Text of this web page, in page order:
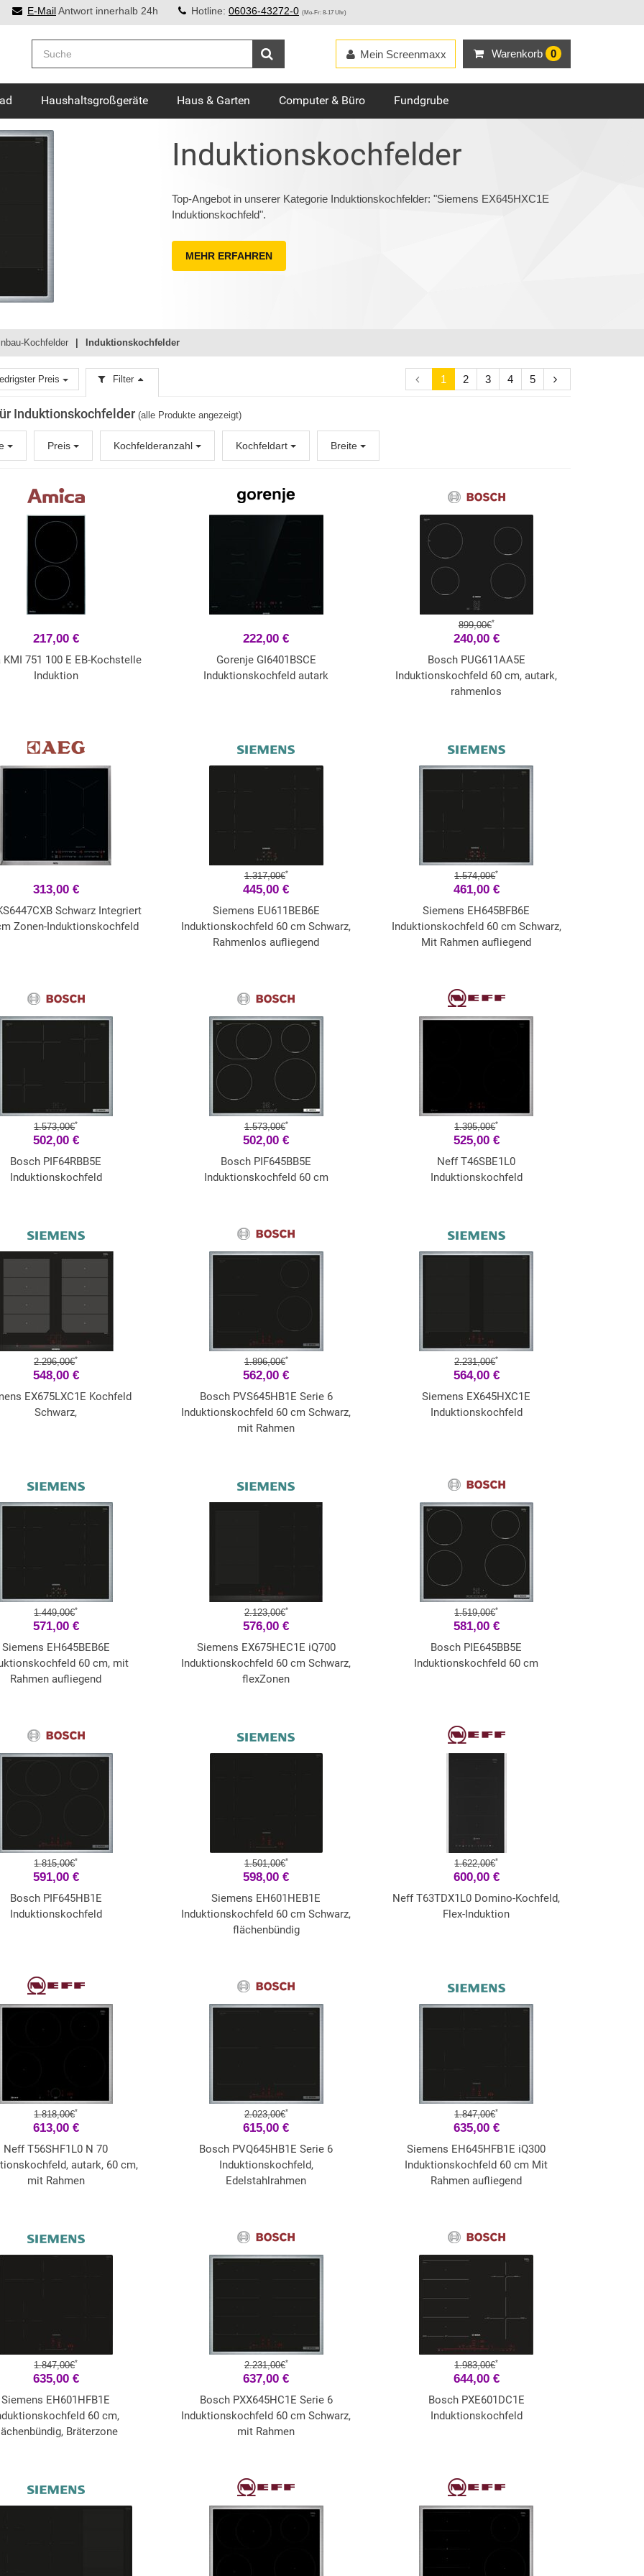
E-MailAntwort innerhalb 24h Hotline: 06036-43272-0 (Mo-Fr: 8-17 Uhr)
Warenkorb 0
Mein Screenmaxx
Haushaltsgroßgeräte Haus & Garten Computer & Büro Fundgrube
Induktionskochfelder
Top-Angebot in unserer Kategorie Induktionskochfelder: "Siemens EX645HXC1E
Induktionskochfeld".
MEHR ERFAHREN
Kochfelder Induktionskochfelder
1 2 3 4 5
Preis Filter
Induktionskochfelder (alle Produkte angezeigt)
Preis Kochfelderanzahl Kochfeldart Breite
217,00 €
751 100 E EB-Kochstelle
Induktion
222,00 €
Gorenje GI6401BSCE
Induktionskochfeld autark
899,00€*
240,00 €
Bosch PUG611AA5E
Induktionskochfeld 60 cm, autark,
rahmenlos
313,00 €
Schwarz Integriert
Zonen-Induktionskochfeld
1.317,00€*
445,00 €
Siemens EU611BEB6E
Induktionskochfeld 60 cm Schwarz,
Rahmenlos aufliegend
1.574,00€*
461,00 €
Siemens EH645BFB6E
Induktionskochfeld 60 cm Schwarz,
Mit Rahmen aufliegend
1.573,00€*
502,00 €
Bosch PIF64RBB5E
Induktionskochfeld
1.573,00€*
502,00 €
Bosch PIF645BB5E
Induktionskochfeld 60 cm
1.395,00€*
525,00 €
Neff T46SBE1L0
Induktionskochfeld
2.296,00€*
548,00 €
EX675LXC1E Kochfeld
Schwarz,
1.896,00€*
562,00 €
Bosch PVS645HB1E Serie 6
Induktionskochfeld 60 cm Schwarz,
mit Rahmen
2.231,00€*
564,00 €
Siemens EX645HXC1E
Induktionskochfeld
1.449,00€*
571,00 €
Siemens EH645BEB6E
60 cm, mit
Rahmen aufliegend
2.123,00€*
576,00 €
Siemens EX675HEC1E iQ700
Induktionskochfeld 60 cm Schwarz,
flexZonen
1.519,00€*
581,00 €
Bosch PIE645BB5E
Induktionskochfeld 60 cm
1.815,00€*
591,00 €
Bosch PIF645HB1E
Induktionskochfeld
1.501,00€*
598,00 €
Siemens EH601HEB1E
Induktionskochfeld 60 cm Schwarz,
flächenbündig
1.622,00€*
600,00 €
Neff T63TDX1L0 Domino-Kochfeld,
Flex-Induktion
1.818,00€*
613,00 €
Neff T56SHF1L0 N 70
autark, 60 cm,
mit Rahmen
2.023,00€*
615,00 €
Bosch PVQ645HB1E Serie 6
Induktionskochfeld,
Edelstahlrahmen
1.847,00€*
635,00 €
Siemens EH645HFB1E iQ300
Induktionskochfeld 60 cm Mit
Rahmen aufliegend
1.847,00€*
635,00 €
Siemens EH601HFB1E
60 cm,
Bräterzone
2.231,00€*
637,00 €
Bosch PXX645HC1E Serie 6
Induktionskochfeld 60 cm Schwarz,
mit Rahmen
1.983,00€*
644,00 €
Bosch PXE601DC1E
Induktionskochfeld